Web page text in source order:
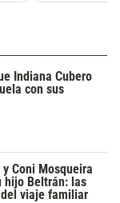
Indiana Cubero
con sus
Coni Mosqueira
hijo Beltrán: las
viaje familiar